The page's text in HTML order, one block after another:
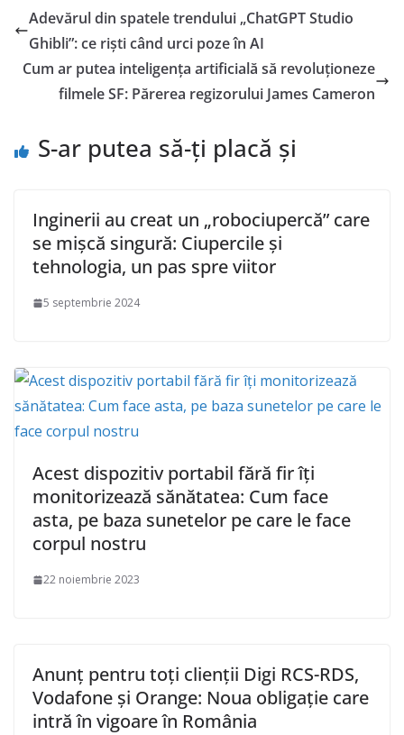
Adevărul din spatele trendului „ChatGPT Studio
Ghibli”: ce riști când urci poze în AI
Cum ar putea inteligența artificială să revoluționeze
filmele SF: Părerea regizorului James Cameron
S-ar putea să-ți placă și
Inginerii au creat un „robociupercă” care
se mișcă singură: Ciupercile și
tehnologia, un pas spre viitor
5 septembrie 2024
Acest dispozitiv portabil fără fir îți
monitorizează sănătatea: Cum face
asta, pe baza sunetelor pe care le face
corpul nostru
22 noiembrie 2023
Anunț pentru toți clienții Digi RCS-RDS,
Vodafone și Orange: Noua obligație care
intră în vigoare în România